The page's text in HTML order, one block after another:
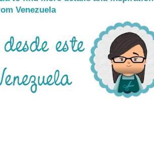
Venezuela